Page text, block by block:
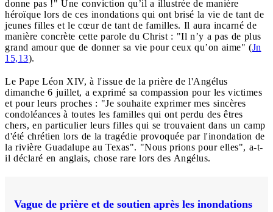
donne pas !" Une conviction qu’il a illustrée de manière
héroïque lors de ces inondations qui ont brisé la vie de tant de
jeunes filles et le cœur de tant de familles. Il aura incarné de
manière concrète cette parole du Christ : "Il n’y a pas de plus
grand amour que de donner sa vie pour ceux qu’on aime" (Jn
15,13).
Le Pape Léon XIV, à l'issue de la prière de l'Angélus
dimanche 6 juillet, a exprimé sa compassion pour les victimes
et pour leurs proches : "Je souhaite exprimer mes sincères
condoléances à toutes les familles qui ont perdu des êtres
chers, en particulier leurs filles qui se trouvaient dans un camp
d'été chrétien lors de la tragédie provoquée par l'inondation de
la rivière Guadalupe au Texas". "Nous prions pour elles", a-t-
il déclaré en anglais, chose rare lors des Angélus.
Vague de prière et de soutien après les inondations